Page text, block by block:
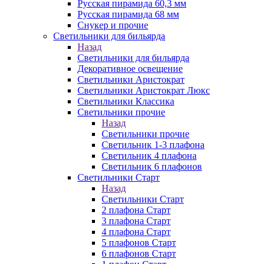
Русская пирамида 60,3 мм
Русская пирамида 68 мм
Снукер и прочие
Светильники для бильярда
Назад
Светильники для бильярда
Декоративное освещение
Светильники Аристократ
Светильники Аристократ Люкс
Светильники Классика
Светильники прочие
Назад
Светильники прочие
Светильник 1-3 плафона
Светильник 4 плафона
Светильник 6 плафонов
Светильники Старт
Назад
Светильники Старт
2 плафона Старт
3 плафона Старт
4 плафона Старт
5 плафонов Старт
6 плафонов Старт